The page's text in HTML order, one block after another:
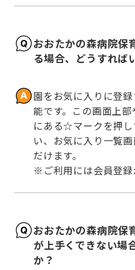
おおたかの森病院保
る場合、どうすれば
園をお気に入りに登
能です。この画面上
にある☆マークを押
い、お気に入り一覧
だけます。
※ご利用には会員登録
おおたかの森病院保
が上手くできない場
か？